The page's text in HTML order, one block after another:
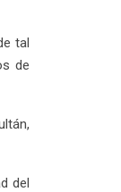
tal
de
del